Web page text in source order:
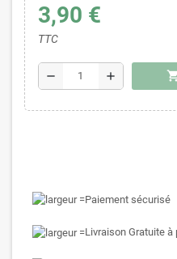
3,90 €
TTC
remove add
Paiement sécurisé
Livraison Gratuite à